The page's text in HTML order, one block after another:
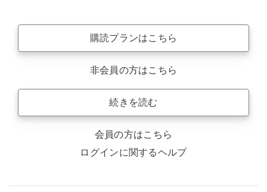
購読プランはこちら
非会員の方はこちら
続きを読む
会員の方はこちら
ログインに関するヘルプ